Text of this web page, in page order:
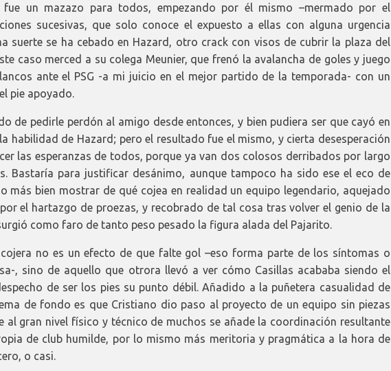
fue un mazazo para todos, empezando por él mismo –mermado por el
sucesivas, que solo conoce el expuesto a ellas con alguna urgencia
suerte se ha cebado en Hazard, otro crack con visos de cubrir la plaza del
caso merced a su colega Meunier, que frenó la avalancha de goles y juego
ante el PSG -a mi juicio en el mejor partido de la temporada- con un
pie apoyado.
de pedirle perdón al amigo desde entonces, y bien pudiera ser que cayó en
habilidad de Hazard; pero el resultado fue el mismo, y cierta desesperación
las esperanzas de todos, porque ya van dos colosos derribados por largo
Bastaría para justificar desánimo, aunque tampoco ha sido ese el eco de
más bien mostrar de qué cojea en realidad un equipo legendario, aquejado
el hartazgo de proezas, y recobrado de tal cosa tras volver el genio de la
como faro de tanto peso pesado la figura alada del Pajarito.
no es un efecto de que falte gol –eso forma parte de los síntomas o
, sino de aquello que otrora llevó a ver cómo Casillas acababa siendo el
de ser los pies su punto débil. Añadido a la puñetera casualidad de
de fondo es que Cristiano dio paso al proyecto de un equipo sin piezas
al gran nivel físico y técnico de muchos se añade la coordinación resultante
de club humilde, por lo mismo más meritoria y pragmática a la hora de
o casi.